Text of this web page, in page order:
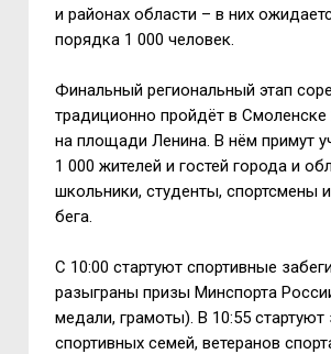
и районах области – в них
порядка 1 000 человек.
Финальный региональный этап
традиционно пройдёт в Смоленске
на площади Ленина. В нём примут
1 000 жителей и гостей города и
школьники, студенты, спортсмены
бега.
С 10:00 стартуют спортивные
разыграны призы Минспорта
медали, грамоты). В 10:55 стартуют
спортивных семей, ветеранов